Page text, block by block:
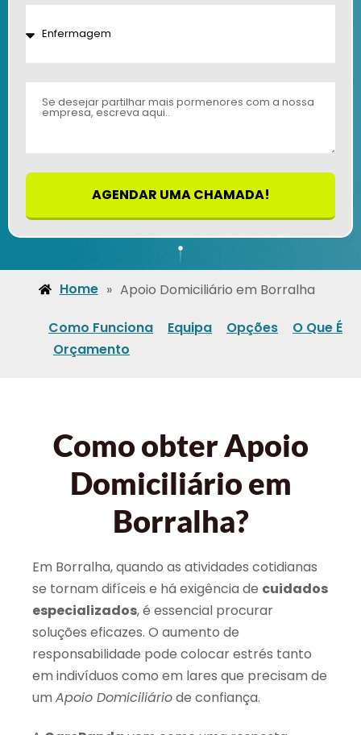
AGENDAR UMA CHAMADA!
Home » Apoio Domiciliário em Borralha
Como Funciona Equipa Opções
O Que É
Orçamento
Como obter Apoio
Domiciliário em
Borralha?
Em Borralha, quando as atividades cotidianas
se tornam difíceis e há exigência de cuidados
especializados, é essencial procurar
soluções eficazes. O aumento de
responsabilidade pode colocar estrés tanto
em indivíduos como em lares que precisam de
um Apoio Domiciliáriode confiança.